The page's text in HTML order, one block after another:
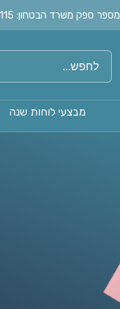
מספר ספק משרד הבטחון: 0011020115
מבצעי לוחות שנה